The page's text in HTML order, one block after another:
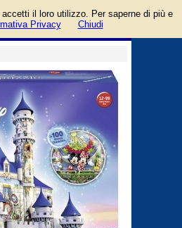
guida
il loro utilizzo. Per saperne di più e
Privacy Chiudi